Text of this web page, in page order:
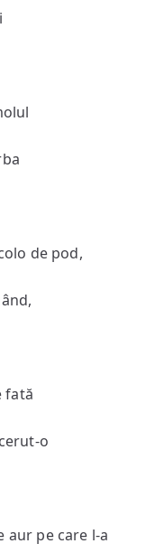
de pod,
fată
o
aur pe care l-a